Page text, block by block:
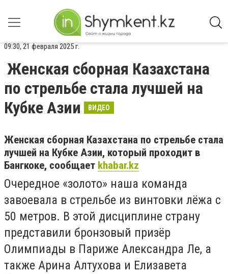
09:30, 21 февраля 2025 г.
Женская сборная Казахстана
по стрельбе стала лучшей на
Кубке Азии
ВИДЕО
Женская сборная Казахстана по стрельбе стала
лучшей на Кубке Азии, который проходит в
Бангкоке, сообщает khabar.kz
Очередное «золото» наша команда
завоевала в стрельбе из винтовки лёжа с
50 метров. В этой дисциплине страну
представили бронзовый призёр
Олимпиады в Париже Александра Ле, а
также Арина Алтухова и Елизавета